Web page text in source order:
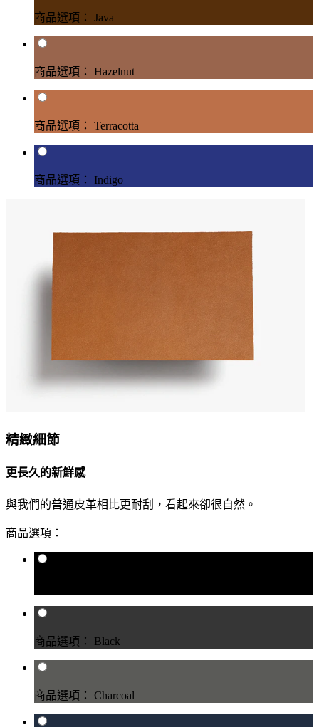
商品選項： Java
商品選項： Hazelnut
商品選項： Terracotta
商品選項： Indigo
精緻細節
更長久的新鮮感
與我們的普通皮革相比更耐刮，看起來卻很自然。
商品選項：
商品選項： Black
商品選項： Charcoal